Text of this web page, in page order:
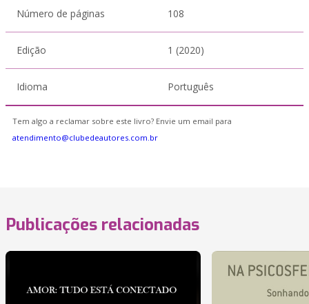
Número de páginas 108
Edição 1 (2020)
Idioma Português
Tem algo a reclamar sobre este livro? Envie um email para
atendimento@clubedeautores.com.br
Publicações relacionadas